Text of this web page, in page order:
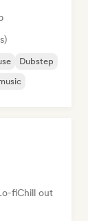
Dubstep
fiChill out